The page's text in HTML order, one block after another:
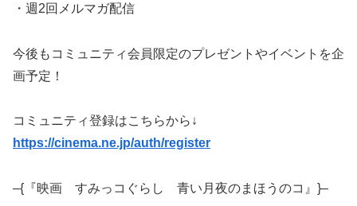
・週2回メルマガ配信
今後もコミュニティ会員限定のプレゼントやイベントを企
画予定！
コミュニティ登録はこちらから↓
https://cinema.ne.jp/auth/register
–{『映画 すみっコぐらし 青い月夜のまほうのコ』}–